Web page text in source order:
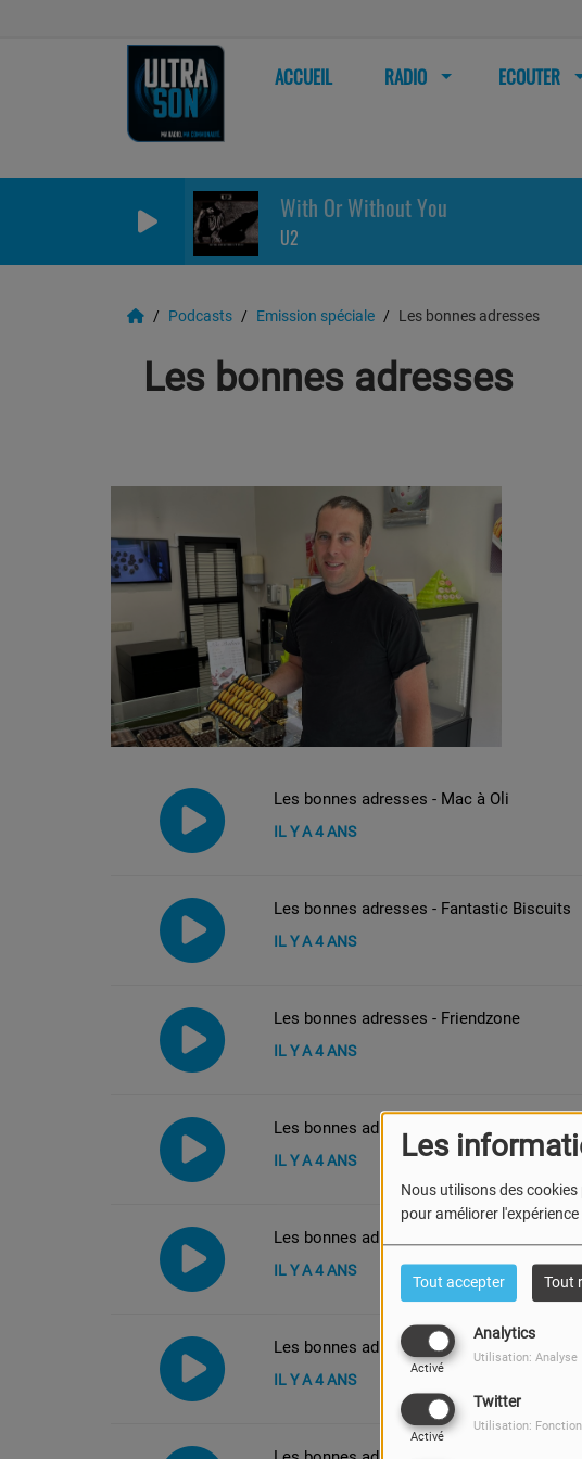
Les
Nous utilisons des
pour améliorer
Tout accepter Tout
Analytics
Activé
Utilisation: Analyse
Twitter
Activé
Utilisation:
ACCUEIL RADIO ECOUTER
With Or Without You
U2
Podcasts Emission spéciale Les bonnes adresses
Les bonnes adresses
Les bonnes adresses - Mac à Oli
IL Y A 4 ANS
Les bonnes adresses - Fantastic Biscuits
IL Y A 4 ANS
Les bonnes adresses - Friendzone
IL Y A 4 ANS
Les bonnes adresses - Au sourire de la
IL Y A 4 ANS
Les bonnes adresses - Serres Pussemier
IL Y A 4 ANS
Les bonnes adresses - Les Salaisons du
IL Y A 4 ANS